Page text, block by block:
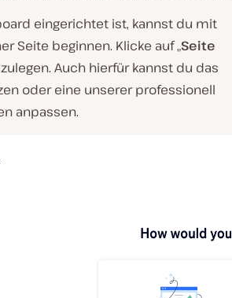
eingerichtet ist, kannst du mit
Seite beginnen. Klicke auf „Seite
Auch hierfür kannst du das
oder eine unserer professionell
anpassen.